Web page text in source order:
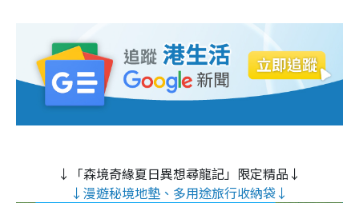
↓「森境奇緣夏日異想尋龍記」限定精品↓
↓漫遊秘境地墊、多用途旅行收納袋↓